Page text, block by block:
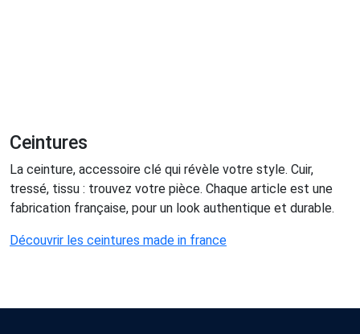
Ceintures
La ceinture, accessoire clé qui révèle votre style. Cuir,
tressé, tissu : trouvez votre pièce. Chaque article est une
fabrication française, pour un look authentique et durable.
Découvrir les ceintures made in france